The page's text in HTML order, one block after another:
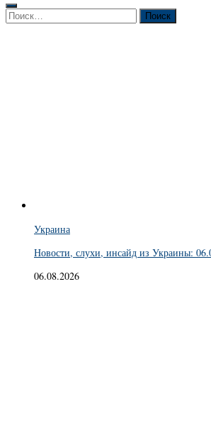
Найти:
Украина
Новости, слухи, инсайд из Украины:
06.08.2026